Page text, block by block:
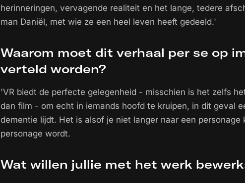
herinneringen, vervagende realiteit en het lange, tedere
man Daniël, met wie ze een heel leven heeft gedeeld.'
Waarom moet dit verhaal per se op
verteld worden?
'VR biedt de perfecte gelegenheid - misschien is het zelfs
dan film - om echt in iemands hoofd te kruipen, in dit geval
dementie lijdt. Het is alsof je niet langer naar een
personage wordt.
Wat willen jullie met het werk